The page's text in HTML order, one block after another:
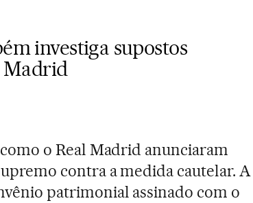
investiga supostos
Madrid
o Real Madrid anunciaram
contra a medida cautelar. A
patrimonial assinado com o